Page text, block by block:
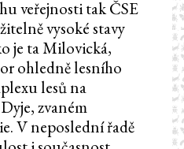
veřejnosti tak ČSE
vysoké stavy
je ta Milovická,
ohledně lesního
lesů na
zvaném
V neposlední řadě